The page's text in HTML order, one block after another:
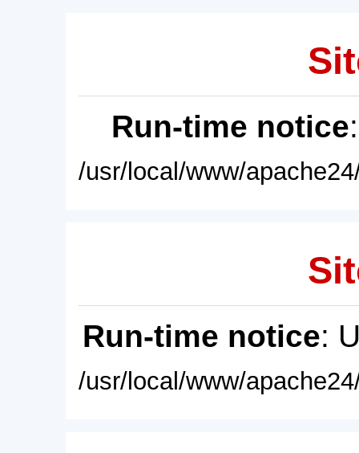
Run-time notice
/usr/local/www/
Run-time notice:
/usr/local/www/